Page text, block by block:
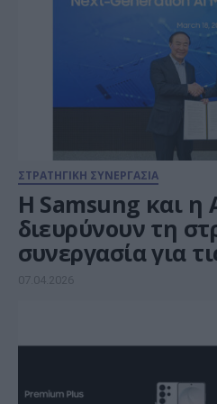
ΣΤΡΑΤΗΓΙΚΗ ΣΥΝΕΡΓΑΣΙΑ
Η Samsung και η
διευρύνουν τη
συνεργασία για
μνήμης AI
07.04.2026